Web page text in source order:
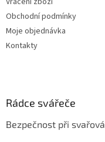
Obchodní podmínky
Moje objednávka
Kontakty
Rádce svářeče
Bezpečnost při